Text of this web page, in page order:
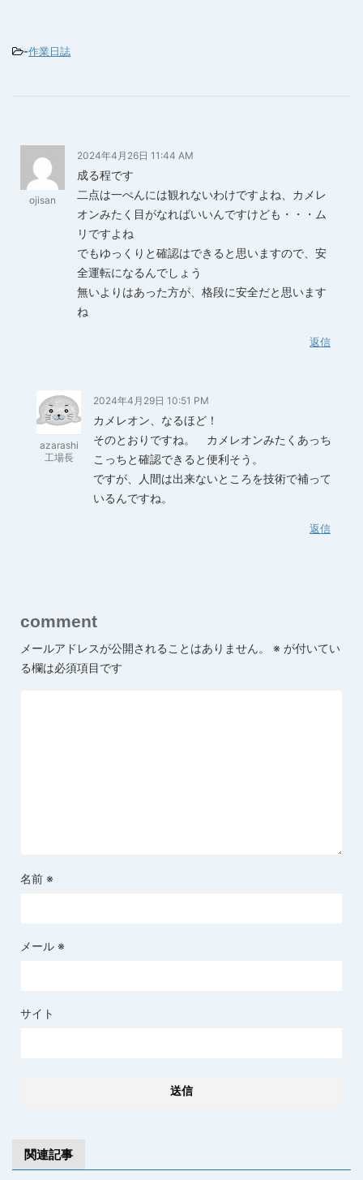
-作業日誌
ojisan
2024年4月26日 11:44 AM
成る程です
二点は一ぺんには観れないわけですよね、カメレ
オンみたく目がなればいいんですけども・・・ム
リですよね
でもゆっくりと確認はできると思いますので、安
全運転になるんでしょう
無いよりはあった方が、格段に安全だと思います
ね
返信
azarashi
工場長
2024年4月29日 10:51 PM
カメレオン、なるほど！
そのとおりですね。 カメレオンみたくあっち
こっちと確認できると便利そう。
ですが、人間は出来ないところを技術で補って
いるんですね。
返信
comment
メールアドレスが公開されることはありません。 ※ が付いてい
る欄は必須項目です
名前 ※
メール ※
サイト
関連記事